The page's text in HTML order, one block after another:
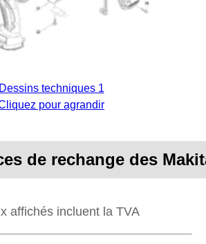
Dessins techniques 1
pour agrandir
de rechange des
affichés incluent la TVA